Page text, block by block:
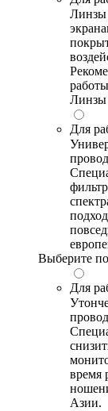
Линзы
Линзы
Для
Выберите
Для
время
Азии.